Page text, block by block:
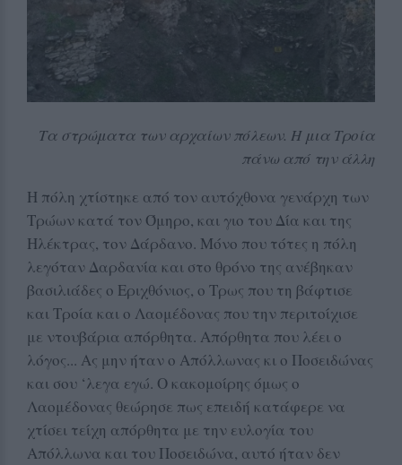
Τα στρώματα των αρχαίων πόλεων. Η μια Τροία
πάνω από την άλλη
Η πόλη χτίστηκε από τον αυτόχθονα γενάρχη των
Τρώων κατά τον Όμηρο, και γιο του Δία και της
Ηλέκτρας, τον Δάρδανο. Μόνο που τότες η πόλη
λεγόταν Δαρδανία και στο θρόνο της ανέβηκαν
βασιλιάδες ο Εριχθόνιος, ο Τρως που τη βάφτισε
και Τροία και ο Λαομέδονας που την περιτοίχισε
με ντουβάρια απόρθητα. Απόρθητα που λέει ο
λόγος... Ας μην ήταν ο Απόλλωνας κι ο Ποσειδώνας
και σου ‘λεγα εγώ. Ο κακομοίρης όμως ο
Λαομέδονας θεώρησε πως επειδή κατάφερε να
χτίσει τείχη απόρθητα με την ευλογία του
Απόλλωνα και του Ποσειδώνα, αυτό ήταν δεν